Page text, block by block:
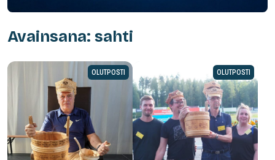
Avainsana: sahti
OLUTPOSTI OLUTPOSTI